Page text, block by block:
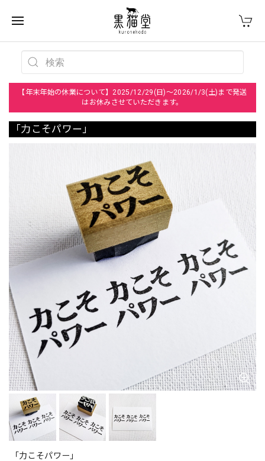
【年末年始の休業について】2025/12/29(日)～2026/1/3(土)まで発送
はお休みさせていただきます。
「力こそパワー」
「力こそパワー」